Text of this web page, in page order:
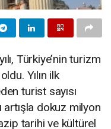
turizm
Yılın ilk
turist sayısı
artışla dokuz milyon
tarihi ve kültürel